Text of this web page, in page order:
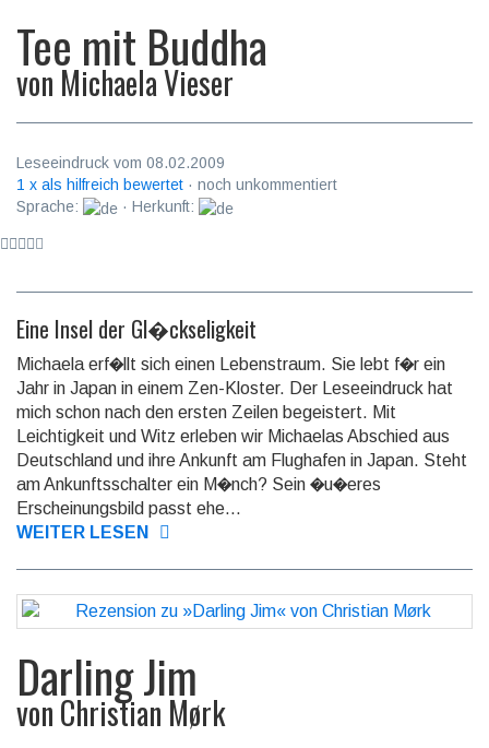
Tee mit Buddha
von Michaela Vieser
Leseeindruck vom 08.02.2009
1 x als hilfreich bewertet · noch unkommentiert
Sprache:
· Herkunft:
Eine Insel der Gl�ckseligkeit
Michaela erf�llt sich einen Lebenstraum. Sie lebt f�r ein
Jahr in Japan in einem Zen-Kloster. Der Leseeindruck hat
mich schon nach den ersten Zeilen begeistert. Mit
Leichtigkeit und Witz erleben wir Michaelas Abschied aus
Deutschland und ihre Ankunft am Flughafen in Japan. Steht
am Ankunftsschalter ein M�nch? Sein �u�eres
Erscheinungsbild passt ehe...
WEITER LESEN
Darling Jim
vonChristian Mørk